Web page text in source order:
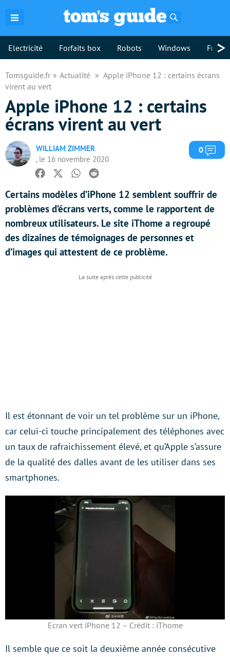
Electricité Forfaits box Robots Windows >
Tomsguide.fr Actualité
Apple iPhone 12 : certains écrans
virent au vert
Apple iPhone 12 : certains
écrans virent au vert
WILLIAM ZIMMER
, le 16 novembre 2020
0
Facebook
TwitterWhatsapp
Reddit
Certains modèles d’iPhone 12 semblent souffrir de
problèmes d’écrans verts, comme le rapportent de
nombreux utilisateurs. Le site iThome a regroupé
des dizaines de témoignages de personnes et
d’images qui attestent de ce problème.
Il est étonnant de voir un tel problème sur un iPhone,
car celui-ci touche principalement des téléphones avec
un taux de rafraichissement élevé, et qu’Apple s’assure
de la qualité des dalles avant de les utiliser dans ses
smartphones.
Ecran vert iPhone 12 – Crédit : iThome
Il semble que ce soit la deuxième année consécutive